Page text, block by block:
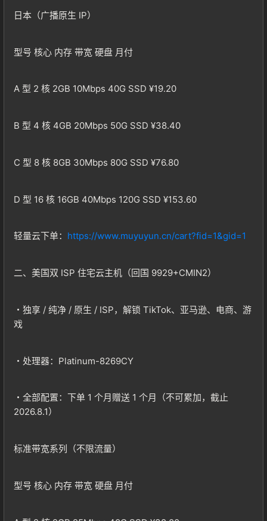
日本（广播原生 IP）
型号 核心 内存 带宽 硬盘 月付
A 型 2 核 2GB 10Mbps 40G SSD ¥19.20
B 型 4 核 4GB 20Mbps 50G SSD ¥38.40
C 型 8 核 8GB 30Mbps 80G SSD ¥76.80
D 型 16 核 16GB 40Mbps 120G SSD ¥153.60
轻量云下单： https://www.muyuyun.cn/cart?fid=1&gid=1
二、美国双 ISP 住宅云主机（回国 9929+CMIN2）
・独享 / 纯净 / 原生 / ISP，解锁 TikTok、亚马逊、电商、游
戏
・处理器：Platinum-8269CY
・全部配置：下单 1 个月赠送 1 个月（不可累加，截止
2026.8.1）
标准带宽系列（不限流量）
型号 核心 内存 带宽 硬盘 月付